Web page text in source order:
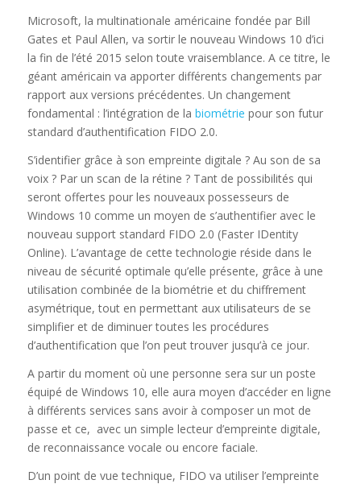
Microsoft, la multinationale américaine fondée par Bill
Gates et Paul Allen, va sortir le nouveau Windows 10 d’ici
la fin de l’été 2015 selon toute vraisemblance. A ce titre, le
géant américain va apporter différents changements par
rapport aux versions précédentes. Un changement
fondamental : l’intégration de la biométrie pour son futur
standard d’authentification FIDO 2.0.
S’identifier grâce à son empreinte digitale ? Au son de sa
voix ? Par un scan de la rétine ? Tant de possibilités qui
seront offertes pour les nouveaux possesseurs de
Windows 10 comme un moyen de s’authentifier avec le
nouveau support standard FIDO 2.0 (Faster IDentity
Online). L’avantage de cette technologie réside dans le
niveau de sécurité optimale qu’elle présente, grâce à une
utilisation combinée de la biométrie et du chiffrement
asymétrique, tout en permettant aux utilisateurs de se
simplifier et de diminuer toutes les procédures
d’authentification que l’on peut trouver jusqu’à ce jour.
A partir du moment où une personne sera sur un poste
équipé de Windows 10, elle aura moyen d’accéder en ligne
à différents services sans avoir à composer un mot de
passe et ce, avec un simple lecteur d’empreinte digitale,
de reconnaissance vocale ou encore faciale.
D’un point de vue technique, FIDO va utiliser l’empreinte